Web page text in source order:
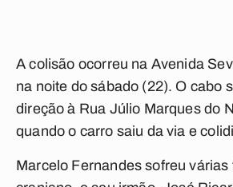
A colisão ocorreu na Avenida
na noite do sábado (22). O cabo
direção à Rua Júlio Marques do
quando o carro saiu da via e
Marcelo Fernandes sofreu